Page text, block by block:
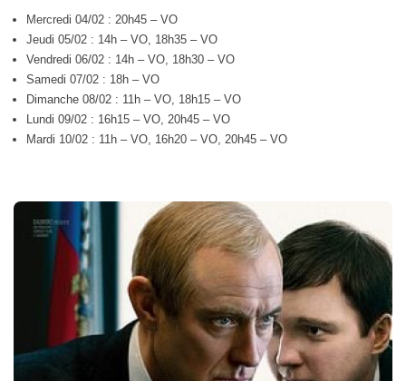
Mercredi 04/02 : 20h45 – VO
Jeudi 05/02 : 14h – VO, 18h35 – VO
Vendredi 06/02 : 14h – VO, 18h30 – VO
Samedi 07/02 : 18h – VO
Dimanche 08/02 : 11h – VO, 18h15 – VO
Lundi 09/02 : 16h15 – VO, 20h45 – VO
Mardi 10/02 : 11h – VO, 16h20 – VO, 20h45 – VO